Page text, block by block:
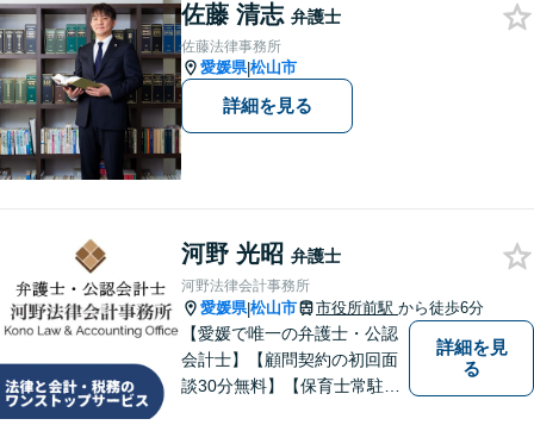
い！
佐藤 清志 弁護士
佐藤法律事務所
愛媛県|松山市
詳細を見る
河野 光昭 弁護士
河野法律会計事務所
愛媛県|松山市 市役所前駅 から徒歩6分
【愛媛で唯一の弁護士・公認
会計士】【顧問契約の初回面
談30分無料】【保育士常駐】
詳細を見
る